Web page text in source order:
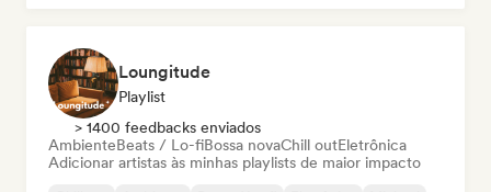
Loungitude
Playlist
> 1400 feedbacks enviados
AmbienteBeats / Lo-fiBossa novaChill outEletrônica
Adicionar artistas às minhas playlists de maior impacto